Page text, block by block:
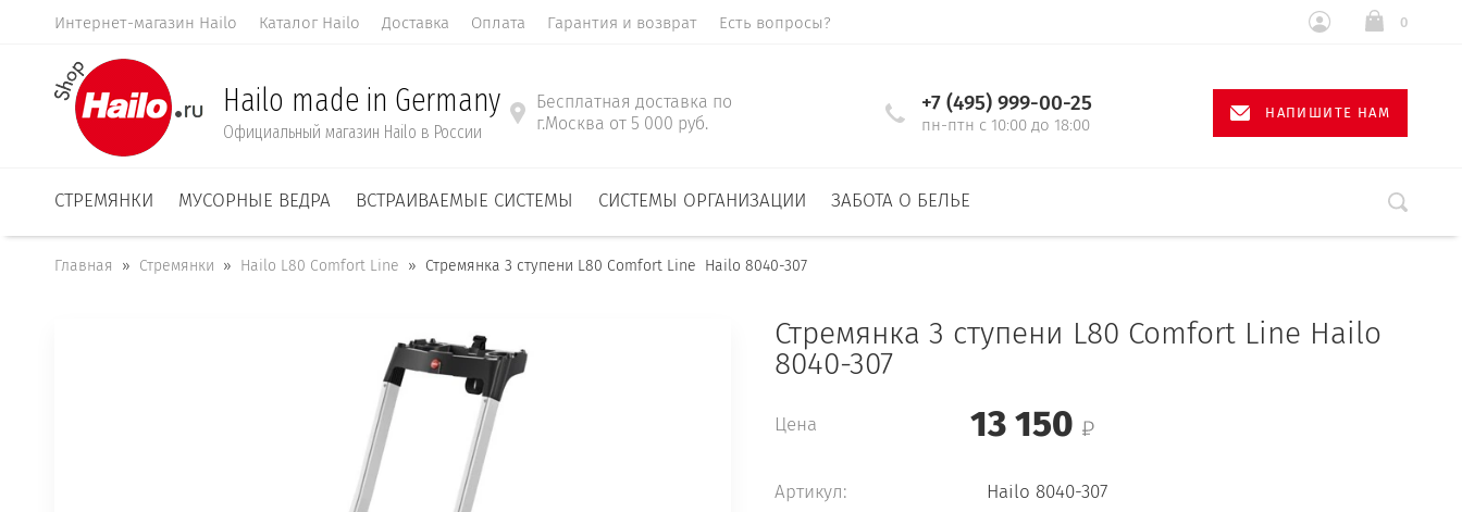
Интернет-магазин Hailo Каталог Hailo Доставка Оплата Гарантия и возврат Есть вопросы? 0
Hailo made in Germany
Официальный магазин Hailo в России
Бесплатная доставка по
г.Москва от 5 000 руб.
+7 (495) 999-00-25
пн-птн с 10:00 до 18:00
НАПИШИТЕ НАМ
СТРЕМЯНКИ МУСОРНЫЕ ВЕДРА ВСТРАИВАЕМЫЕ СИСТЕМЫ СИСТЕМЫ ОРГАНИЗАЦИИ ЗАБОТА О БЕЛЬЕ
Главная
  »
Стремянки
  »
Hailo L80 Comfort Line
  »  Стремянка 3 ступени L80 Comfort Line  Hailo 8040-307
Стремянка 3 ступени L80 Comfort Line Hailo
8040-307
Цена 13 150
Артикул: Hailo 8040-307